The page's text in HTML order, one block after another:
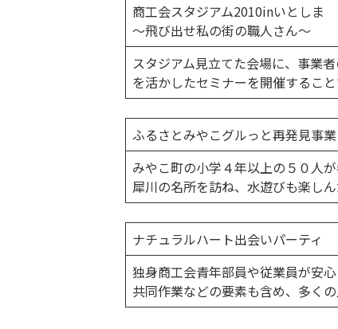
商工会スタジアム2010inいとしま
〜飛び出せ私の街の職人さん〜
スタジアム見立てた会場に、事業
を活かしたセミナーを開催するこ
ふるさとみやこグルっと再発見事業
みやこ町の小学４年以上の５０人
犀川の名所を訪ね、水遊びも楽し
ナチュラルハート出会いパーティ
独身商工会青年部員や従業員が安
共同作業などの要素も含め、多く